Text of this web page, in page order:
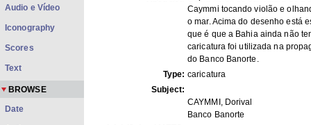
Caymmi tocando violão e
o mar. Acima do desenho está
que é que a Bahia ainda não
caricatura foi utilizada na
do Banco Banorte.
Type: caricatura
Subject:
CAYMMI, Dorival
Banco Banorte
Audio e Vídeo
Iconography
Scores
Text
BROWSE
Date